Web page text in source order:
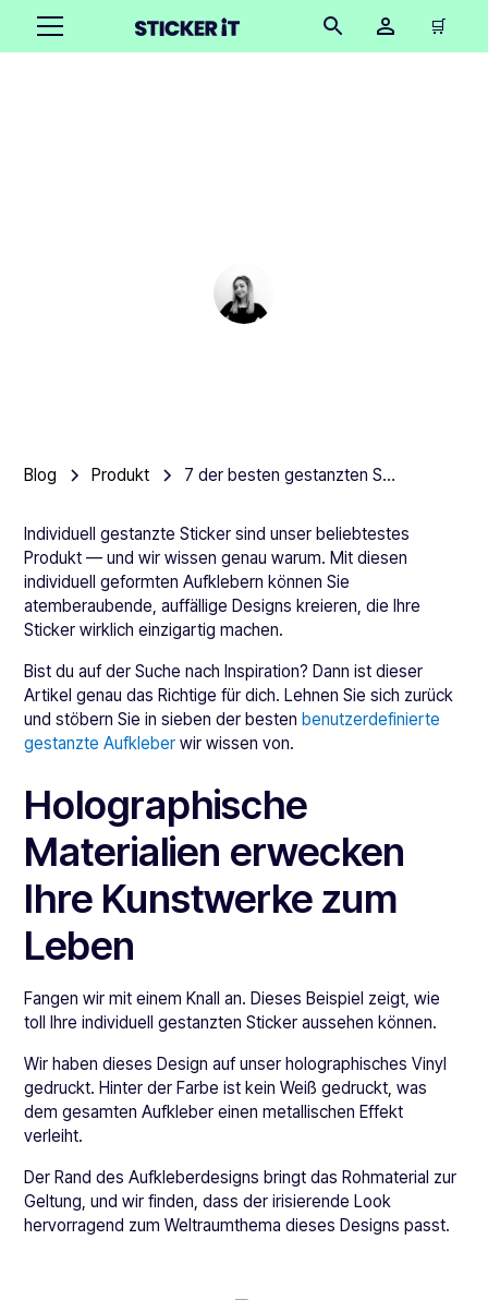
🛒
Blog Produkt 7 der besten gestanzten Sticker und wie sie gedruckt werden
Individuell gestanzte Sticker sind unser beliebtestes
Produkt — und wir wissen genau warum. Mit diesen
individuell geformten Aufklebern können Sie
atemberaubende, auffällige Designs kreieren, die Ihre
Sticker wirklich einzigartig machen.
Bist du auf der Suche nach Inspiration? Dann ist dieser
Artikel genau das Richtige für dich. Lehnen Sie sich zurück
und stöbern Sie in sieben der bestenbenutzerdefinierte
gestanzte Aufkleber wir wissen von.
Holographische
Materialien erwecken
Ihre Kunstwerke zum
Leben
Fangen wir mit einem Knall an. Dieses Beispiel zeigt, wie
toll Ihre individuell gestanzten Sticker aussehen können.
Wir haben dieses Design auf unser holographisches Vinyl
gedruckt. Hinter der Farbe ist kein Weiß gedruckt, was
dem gesamten Aufkleber einen metallischen Effekt
verleiht.
Der Rand des Aufkleberdesigns bringt das Rohmaterial zur
Geltung, und wir finden, dass der irisierende Look
hervorragend zum Weltraumthema dieses Designs passt.